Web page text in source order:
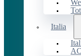
Italia